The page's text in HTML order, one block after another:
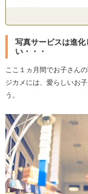
写真サービスは進
い・・・
ここ１ヵ月間でお子さん
ジカメには、愛らしいお
う。